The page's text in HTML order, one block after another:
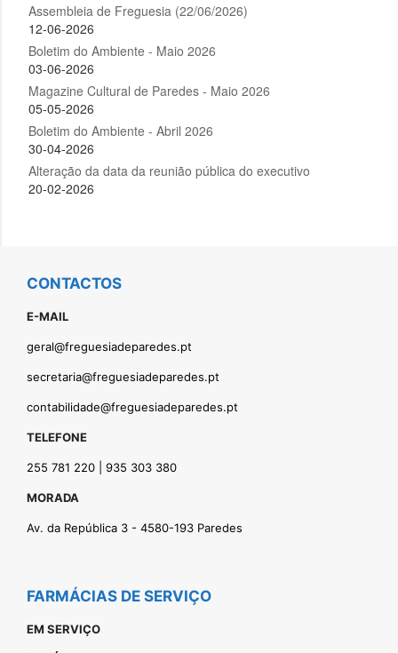
CONTACTOS
E-MAIL
geral@freguesiadeparedes.pt
secretaria@freguesiadeparedes.pt
contabilidade@freguesiadeparedes.pt
TELEFONE
255 781 220 | 935 303 380
MORADA
Av. da República 3 - 4580-193 Paredes
FARMÁCIAS DE SERVIÇO
EM SERVIÇO